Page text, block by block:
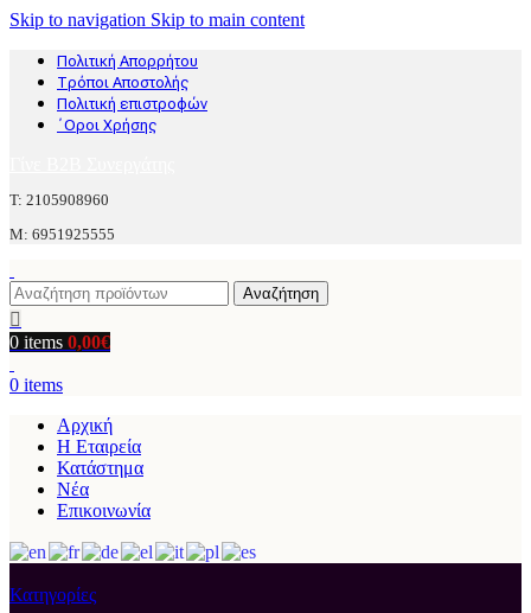
Skip to navigation Skip to main content
Πολιτική Απορρήτου
Τρόποι Αποστολής
Πολιτική επιστροφών
΄Οροι Χρήσης
Τ: 2105908960
M: 6951925555
Αναζήτηση
0 items 0,00€
0 items
Αρχική
Η Εταιρεία
Κατάστημα
Νέα
Επικοινωνία
Κατηγορίες